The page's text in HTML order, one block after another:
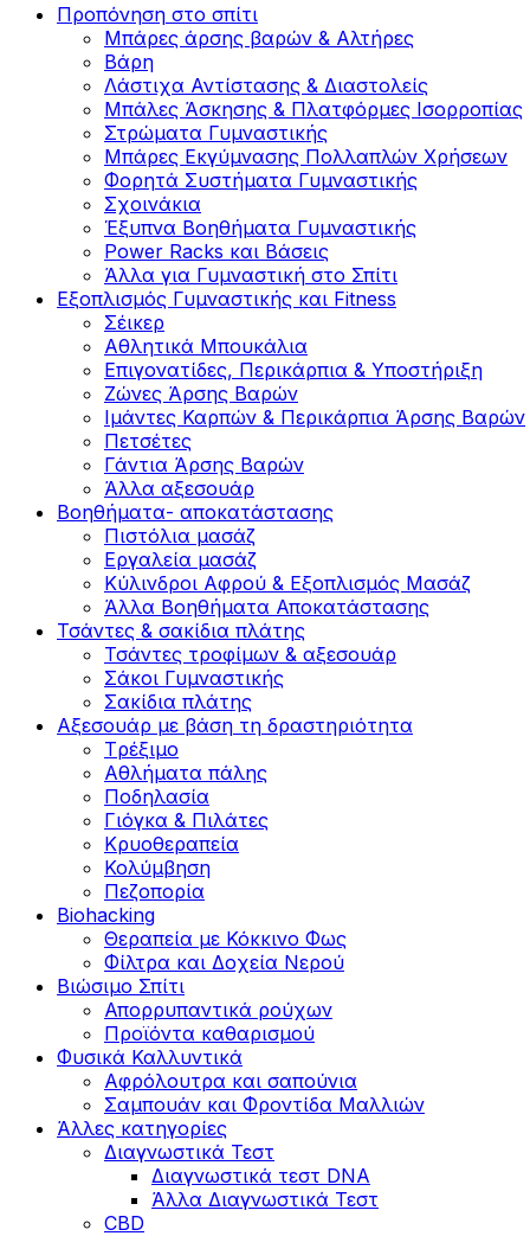
Προπόνηση στο σπίτι
Μπάρες άρσης βαρών & Αλτήρες
Βάρη
Λάστιχα Αντίστασης & Διαστολείς
Μπάλες Άσκησης & Πλατφόρμες Ισορροπίας
Στρώματα Γυμναστικής
Μπάρες Εκγύμνασης Πολλαπλών Χρήσεων
Φορητά Συστήματα Γυμναστικής
Σχοινάκια
Έξυπνα Βοηθήματα Γυμναστικής
Power Racks και Βάσεις
Άλλα για Γυμναστική στο Σπίτι
Εξοπλισμός Γυμναστικής και Fitness
Σέικερ
Αθλητικά Μπουκάλια
Επιγονατίδες, Περικάρπια & Υποστήριξη
Ζώνες Άρσης Βαρών
Ιμάντες Καρπών & Περικάρπια Άρσης Βαρών
Πετσέτες
Γάντια Άρσης Βαρών
Άλλα αξεσουάρ
Βοηθήματα- αποκατάστασης
Πιστόλια μασάζ
Εργαλεία μασάζ
Κύλινδροι Αφρού & Εξοπλισμός Μασάζ
Άλλα Βοηθήματα Αποκατάστασης
Τσάντες & σακίδια πλάτης
Τσάντες τροφίμων & αξεσουάρ
Σάκοι Γυμναστικής
Σακίδια πλάτης
Αξεσουάρ με βάση τη δραστηριότητα
Tρέξιμο
Αθλήματα πάλης
Ποδηλασία
Γιόγκα & Πιλάτες
Κρυοθεραπεία
Κολύμβηση
Πεζοπορία
Biohacking
Θεραπεία με Κόκκινο Φως
Φίλτρα και Δοχεία Νερού
Βιώσιμο Σπίτι
Απορρυπαντικά ρούχων
Προϊόντα καθαρισμού
Φυσικά Καλλυντικά
Αφρόλουτρα και σαπούνια
Σαμπουάν και Φροντίδα Μαλλιών
Άλλες κατηγορίες
Διαγνωστικά Τεστ
Διαγνωστικά τεστ DNA
Άλλα Διαγνωστικά Τεστ
CBD